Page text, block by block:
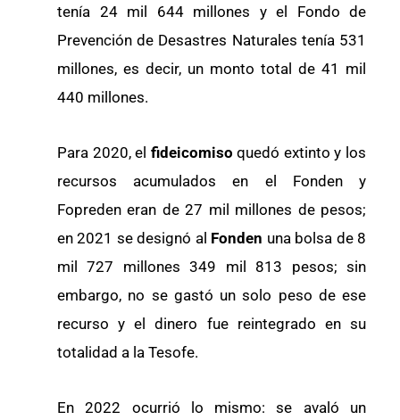
tenía 24 mil 644 millones y el Fondo de
Prevención de Desastres Naturales tenía 531
millones, es decir, un monto total de 41 mil
440 millones.
Para 2020, el fideicomisoquedó extinto y los
recursos acumulados en el Fonden y
Fopreden eran de 27 mil millones de pesos;
en 2021 se designó al Fonden una bolsa de 8
mil 727 millones 349 mil 813 pesos; sin
embargo, no se gastó un solo peso de ese
recurso y el dinero fue reintegrado en su
totalidad a la Tesofe.
En 2022 ocurrió lo mismo: se avaló un